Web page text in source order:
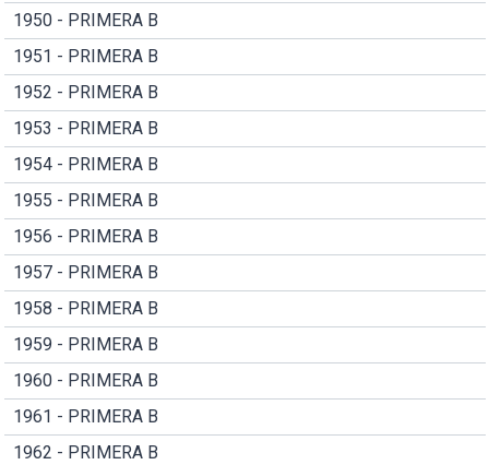
1950 - PRIMERA B
1951 - PRIMERA B
1952 - PRIMERA B
1953 - PRIMERA B
1954 - PRIMERA B
1955 - PRIMERA B
1956 - PRIMERA B
1957 - PRIMERA B
1958 - PRIMERA B
1959 - PRIMERA B
1960 - PRIMERA B
1961 - PRIMERA B
1962 - PRIMERA B